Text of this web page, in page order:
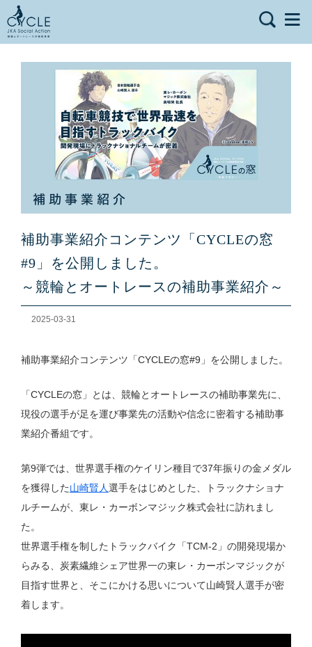
補助事業紹介コンテンツ「CYCLEの窓
#9」を公開しました。
～競輪とオートレースの補助事業紹介～
2025-03-31
補助事業紹介コンテンツ「CYCLEの窓#9」を公開しました。
「CYCLEの窓」とは、競輪とオートレースの補助事業先に、
現役の選手が足を運び事業先の活動や信念に密着する補助事
業紹介番組です。
第9弾では、世界選手権のケイリン種目で37年振りの金メダル
を獲得した山崎賢人選手をはじめとした、トラックナショナ
ルチームが、東レ・カーボンマジック株式会社に訪れまし
た。
世界選手権を制したトラックバイク「TCM-2」の開発現場か
らみる、炭素繊維シェア世界一の東レ・カーボンマジックが
目指す世界と、そこにかける思いについて山崎賢人選手が密
着します。